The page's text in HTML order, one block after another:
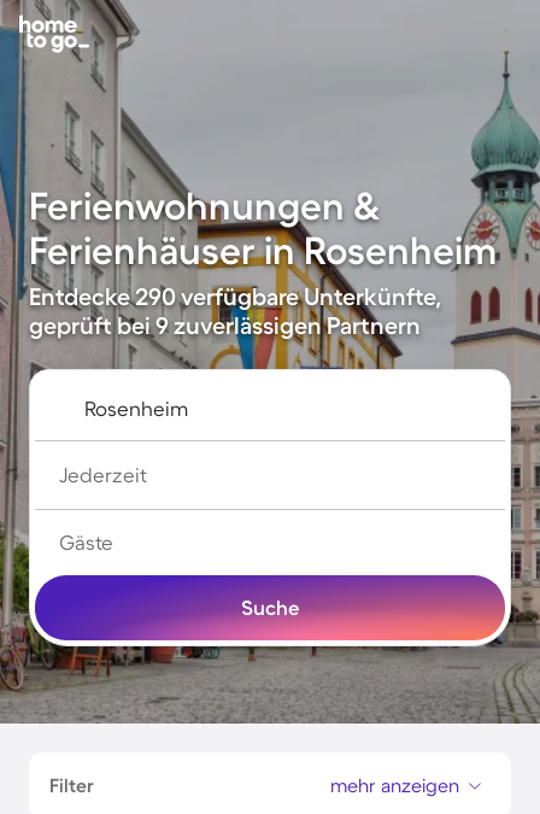
Ferienwohnungen &
Ferienhäuser in Rosenheim
Entdecke 290 verfügbare Unterkünfte,
geprüft bei 9 zuverlässigen Partnern
Jederzeit
Gäste
Suche
Filter mehr anzeigen